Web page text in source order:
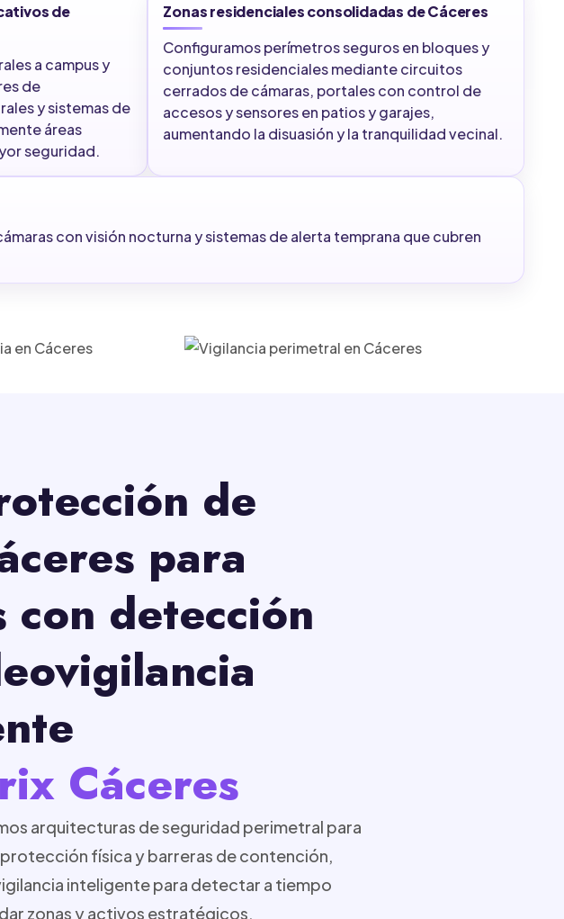
de
a campus y
de
y sistemas de
áreas
seguridad.
Zonas residenciales consolidadas de Cáceres
Configuramos perímetros seguros en bloques y
conjuntos residenciales mediante circuitos
cerrados de cámaras, portales con control de
accesos y sensores en patios y garajes,
aumentando la disuasión y la tranquilidad vecinal.
con visión nocturna y sistemas de alerta temprana que cubren
de
para
detección
Cáceres
arquitecturas de seguridad perimetral para
física y barreras de contención,
inteligente para detectar a tiempo
zonas y activos estratégicos.